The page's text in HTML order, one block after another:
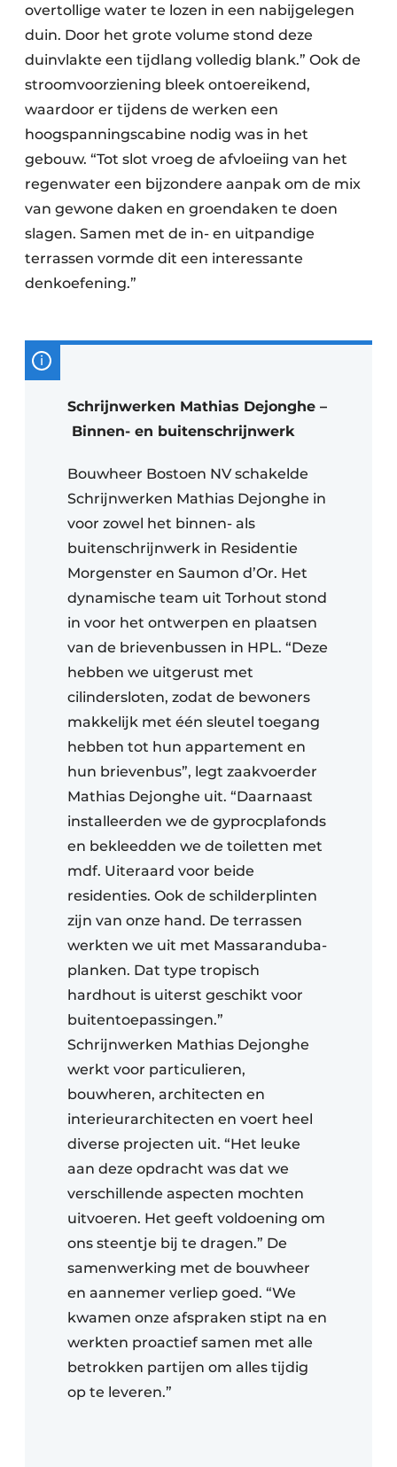
overtollige water te lozen in een nabijgelegen
duin. Door het grote volume stond deze
duinvlakte een tijdlang volledig blank.” Ook de
stroomvoorziening bleek ontoereikend,
waardoor er tijdens de werken een
hoogspanningscabine nodig was in het
gebouw. “Tot slot vroeg de afvloeiing van het
regenwater een bijzondere aanpak om de mix
van gewone daken en groendaken te doen
slagen. Samen met de in- en uitpandige
terrassen vormde dit een interessante
denkoefening.”
Schrijnwerken Mathias Dejonghe –
Binnen- en buitenschrijnwerk
Bouwheer Bostoen NV schakelde
Schrijnwerken Mathias Dejonghe in
voor zowel het binnen- als
buitenschrijnwerk in Residentie
Morgenster en Saumon d’Or. Het
dynamische team uit Torhout stond
in voor het ontwerpen en plaatsen
van de brievenbussen in HPL. “Deze
hebben we uitgerust met
cilindersloten, zodat de bewoners
makkelijk met één sleutel toegang
hebben tot hun appartement en
hun brievenbus”, legt zaakvoerder
Mathias Dejonghe uit. “Daarnaast
installeerden we de gyprocplafonds
en bekleedden we de toiletten met
mdf. Uiteraard voor beide
residenties. Ook de schilderplinten
zijn van onze hand. De terrassen
werkten we uit met Massaranduba-
planken. Dat type tropisch
hardhout is uiterst geschikt voor
buitentoepassingen.”
Schrijnwerken Mathias Dejonghe
werkt voor particulieren,
bouwheren, architecten en
interieurarchitecten en voert heel
diverse projecten uit. “Het leuke
aan deze opdracht was dat we
verschillende aspecten mochten
uitvoeren. Het geeft voldoening om
ons steentje bij te dragen.” De
samenwerking met de bouwheer
en aannemer verliep goed. “We
kwamen onze afspraken stipt na en
werkten proactief samen met alle
betrokken partijen om alles tijdig
op te leveren.”